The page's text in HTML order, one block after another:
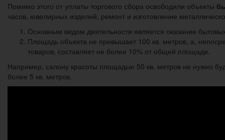
Помимо этого от уплаты торгового сбора освободили объекты
часов, ювелирных изделий, ремонт и изготовление
Основным видом деятельности является оказание
Площадь объекта не превышает 100 кв. метров, а,
товаров, составляет не более 10% от общей площади.
Например, салону красоты площадью 50 кв. метров не нужно
более 5 кв. метров.